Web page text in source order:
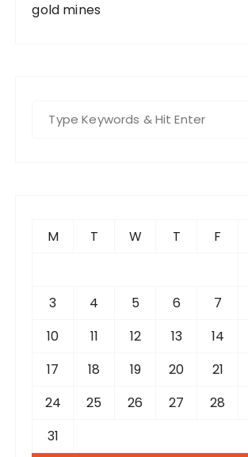
gold mines
M T W T F
3
4 5 6 7
10
11 12 13 14
17
18 19 20 21
24
25 26 27 28
31